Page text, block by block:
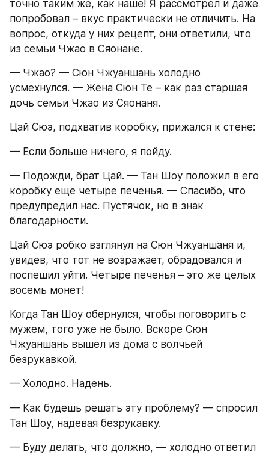
точно таким же, как наше! Я рассмотрел и даже
попробовал – вкус практически не отличить. На
вопрос, откуда у них рецепт, они ответили, что
из семьи Чжао в Сяонане.
— Чжао? — Сюн Чжуаншань холодно
усмехнулся. — Жена Сюн Те – как раз старшая
дочь семьи Чжао из Сяонаня.
Цай Сюэ, подхватив коробку, прижался к стене:
— Если больше ничего, я пойду.
— Подожди, брат Цай. — Тан Шоу положил в его
коробку еще четыре печенья. — Спасибо, что
предупредил нас. Пустячок, но в знак
благодарности.
Цай Сюэ робко взглянул на Сюн Чжуаншаня и,
увидев, что тот не возражает, обрадовался и
поспешил уйти. Четыре печенья – это же целых
восемь монет!
Когда Тан Шоу обернулся, чтобы поговорить с
мужем, того уже не было. Вскоре Сюн
Чжуаншань вышел из дома с волчьей
безрукавкой.
— Холодно. Надень.
— Как будешь решать эту проблему? — спросил
Тан Шоу, надевая безрукавку.
— Буду делать, что должно, — холодно ответил